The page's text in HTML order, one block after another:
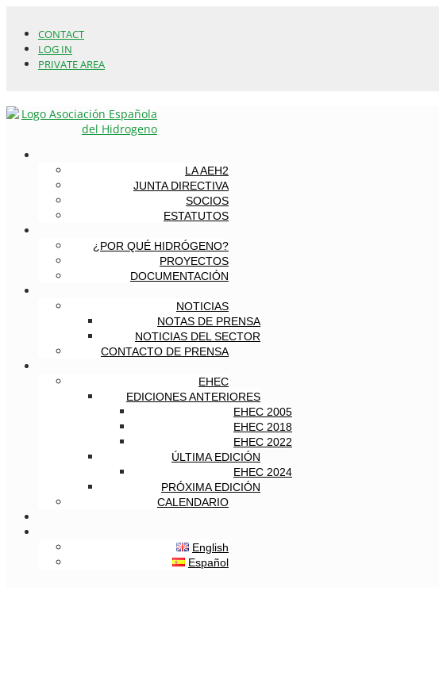
CONTACT
LOG IN
PRIVATE AREA
LA AEH2
JUNTA DIRECTIVA
SOCIOS
ESTATUTOS
¿POR QUÉ HIDRÓGENO?
PROYECTOS
DOCUMENTACIÓN
NOTICIAS
NOTAS DE PRENSA
NOTICIAS DEL SECTOR
CONTACTO DE PRENSA
EHEC
EDICIONES ANTERIORES
EHEC 2005
EHEC 2018
EHEC 2022
ÚLTIMA EDICIÓN
EHEC 2024
PRÓXIMA EDICIÓN
CALENDARIO
English
Español